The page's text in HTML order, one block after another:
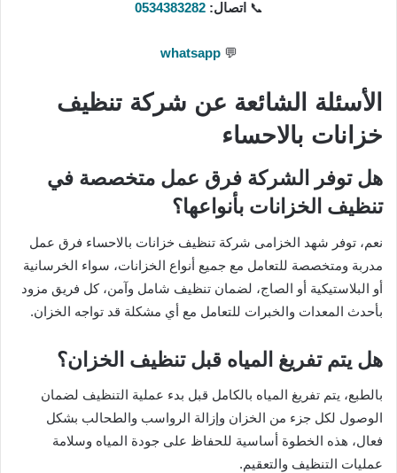
📞 اتصال:0534383282
💬
whatsapp
الأسئلة الشائعة عن شركة تنظيف
خزانات بالاحساء
هل توفر الشركة فرق عمل متخصصة في
تنظيف الخزانات بأنواعها؟
نعم، توفر شهد الخزامى شركة تنظيف خزانات بالاحساء فرق عمل
مدربة ومتخصصة للتعامل مع جميع أنواع الخزانات، سواء الخرسانية
أو البلاستيكية أو الصاج، لضمان تنظيف شامل وآمن، كل فريق مزود
بأحدث المعدات والخبرات للتعامل مع أي مشكلة قد تواجه الخزان.
هل يتم تفريغ المياه قبل تنظيف الخزان؟
بالطبع، يتم تفريغ المياه بالكامل قبل بدء عملية التنظيف لضمان
الوصول لكل جزء من الخزان وإزالة الرواسب والطحالب بشكل
فعال، هذه الخطوة أساسية للحفاظ على جودة المياه وسلامة
عمليات التنظيف والتعقيم.